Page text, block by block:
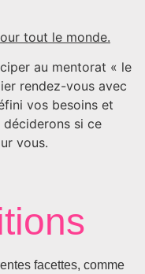
tout le monde.
au mentorat « le
rendez-vous avec
vos besoins et
si ce
vous.
facettes, comme